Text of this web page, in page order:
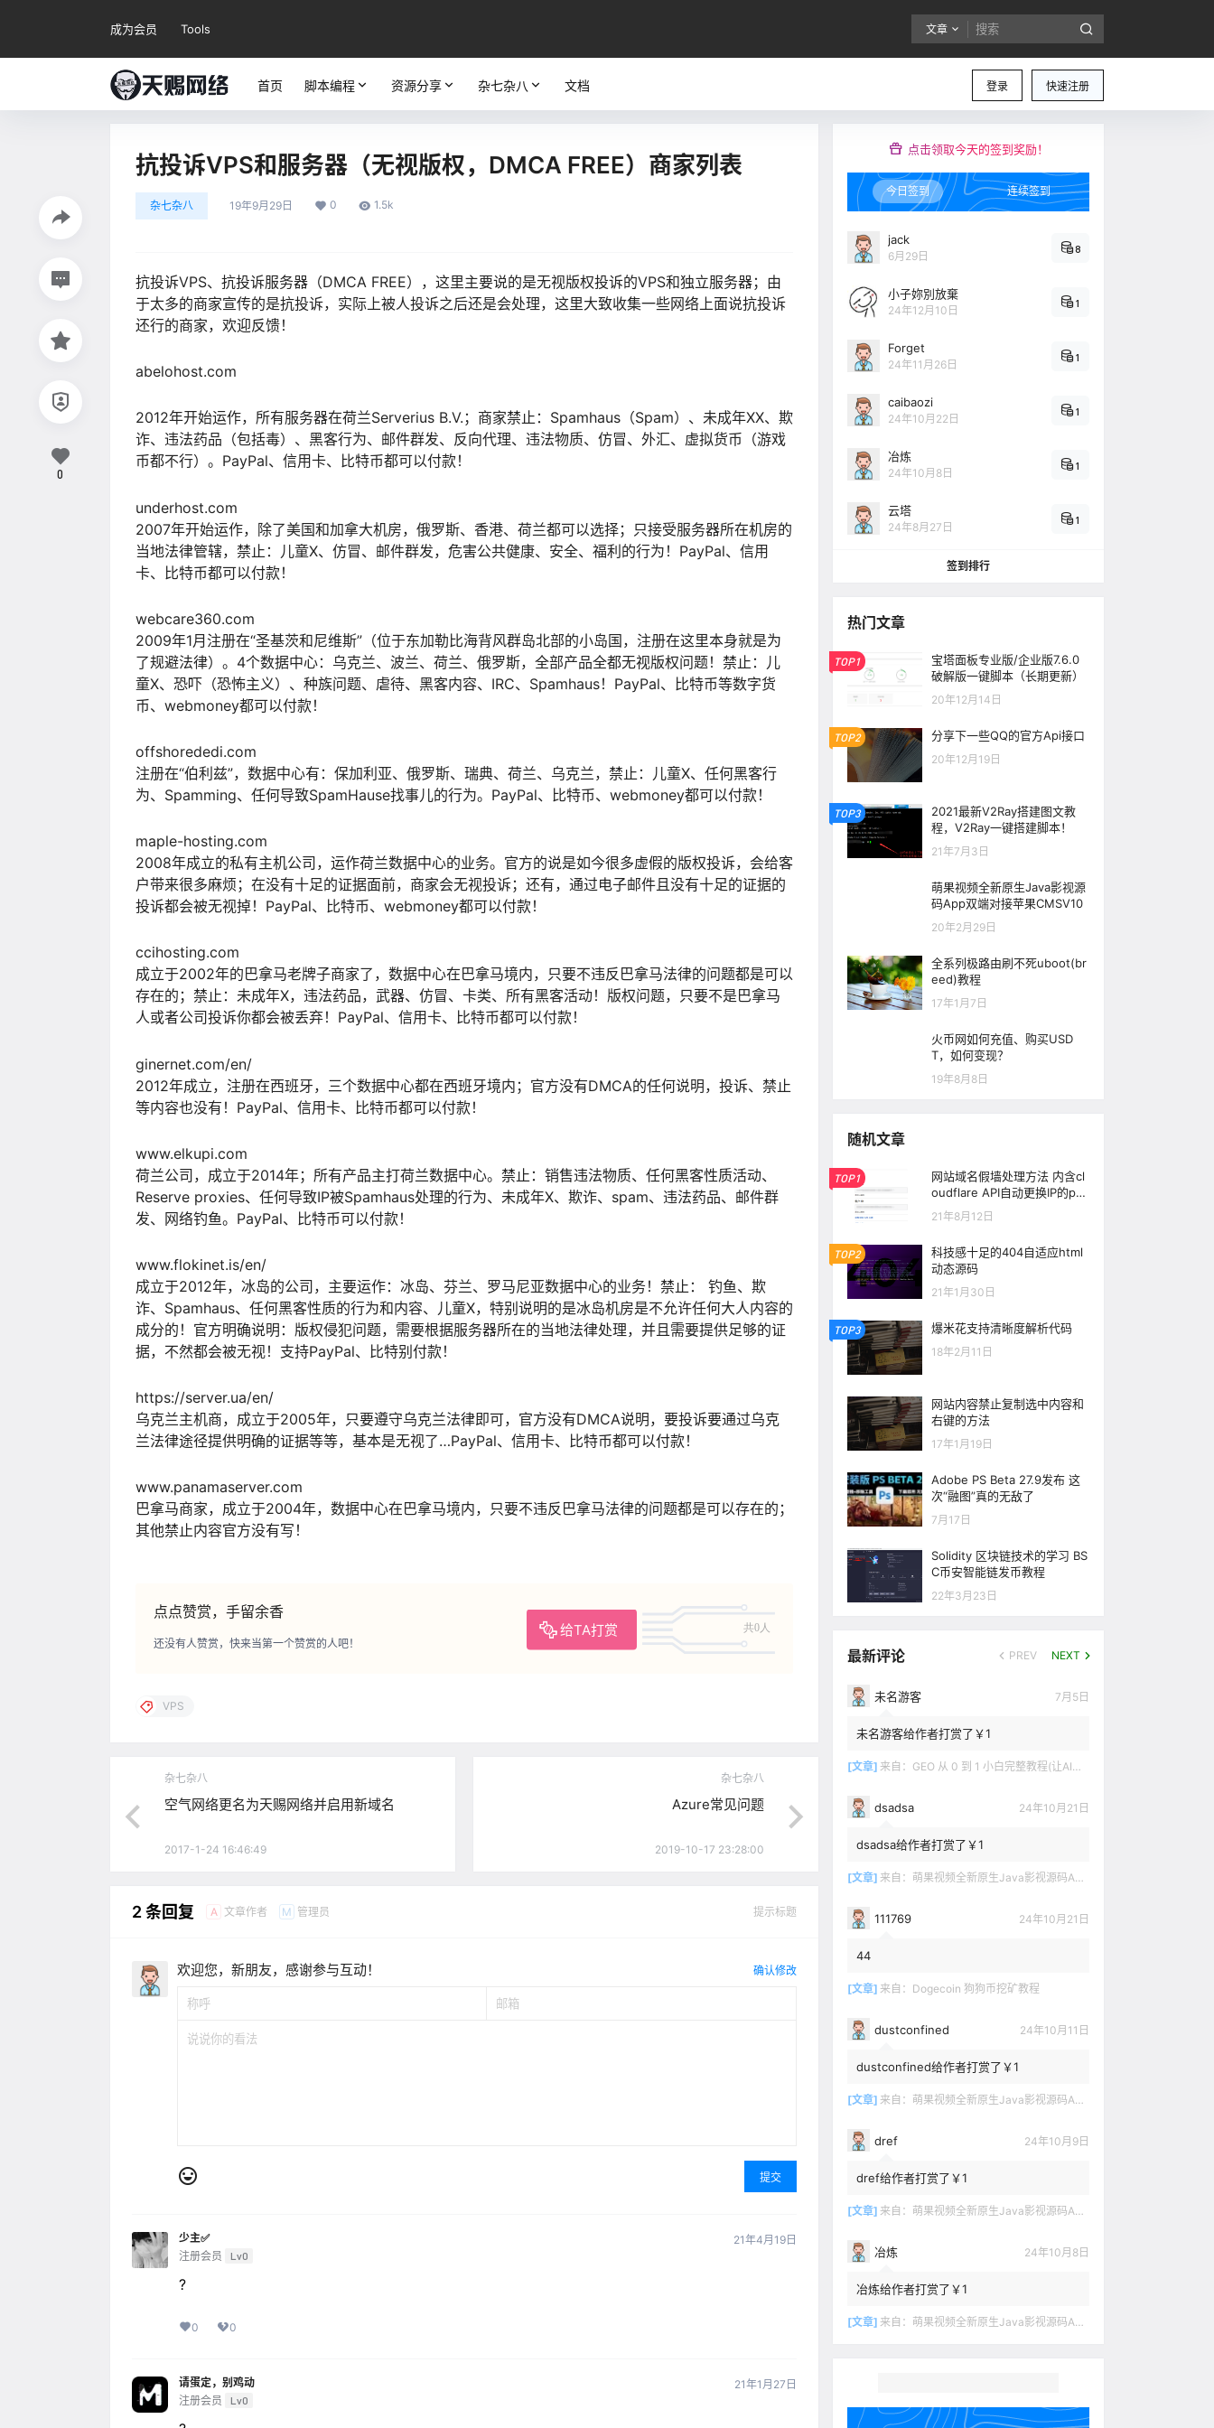
成为会员 Tools 文章
登录 快速注册
首页 脚本编程 资源分享 杂七杂八 文档
抗投诉VPS和服务器（无视版权，DMCA FREE）商家列表
杂七杂八 19年9月29日 0 1.5k
抗投诉VPS、抗投诉服务器（DMCA FREE），这里主要说的是无视版权投诉的VPS和独立服务器；由
于太多的商家宣传的是抗投诉，实际上被人投诉之后还是会处理，这里大致收集一些网络上面说抗投诉
还行的商家，欢迎反馈！
abelohost.com
2012年开始运作，所有服务器在荷兰Serverius B.V.；商家禁止：Spamhaus（Spam）、未成年XX、欺
诈、违法药品（包括毒）、黑客行为、邮件群发、反向代理、违法物质、仿冒、外汇、虚拟货币（游戏
币都不行）。PayPal、信用卡、比特币都可以付款！
underhost.com
2007年开始运作，除了美国和加拿大机房，俄罗斯、香港、荷兰都可以选择；只接受服务器所在机房的
当地法律管辖，禁止：儿童X、仿冒、邮件群发，危害公共健康、安全、福利的行为！PayPal、信用
卡、比特币都可以付款！
webcare360.com
2009年1月注册在“圣基茨和尼维斯”（位于东加勒比海背风群岛北部的小岛国，注册在这里本身就是为
了规避法律）。4个数据中心：乌克兰、波兰、荷兰、俄罗斯，全部产品全都无视版权问题！禁止：儿
童X、恐吓（恐怖主义）、种族问题、虐待、黑客内容、IRC、Spamhaus！PayPal、比特币等数字货
币、webmoney都可以付款！
offshorededi.com
注册在“伯利兹”，数据中心有：保加利亚、俄罗斯、瑞典、荷兰、乌克兰，禁止：儿童X、任何黑客行
为、Spamming、任何导致SpamHause找事儿的行为。PayPal、比特币、webmoney都可以付款！
maple-hosting.com
2008年成立的私有主机公司，运作荷兰数据中心的业务。官方的说是如今很多虚假的版权投诉，会给客
户带来很多麻烦；在没有十足的证据面前，商家会无视投诉；还有，通过电子邮件且没有十足的证据的
投诉都会被无视掉！PayPal、比特币、webmoney都可以付款！
ccihosting.com
成立于2002年的巴拿马老牌子商家了，数据中心在巴拿马境内，只要不违反巴拿马法律的问题都是可以
存在的；禁止：未成年X，违法药品，武器、仿冒、卡类、所有黑客活动！版权问题，只要不是巴拿马
人或者公司投诉你都会被丢弃！PayPal、信用卡、比特币都可以付款！
ginernet.com/en/
2012年成立，注册在西班牙，三个数据中心都在西班牙境内；官方没有DMCA的任何说明，投诉、禁止
等内容也没有！PayPal、信用卡、比特币都可以付款！
www.elkupi.com
荷兰公司，成立于2014年；所有产品主打荷兰数据中心。禁止：销售违法物质、任何黑客性质活动、
Reserve proxies、任何导致IP被Spamhaus处理的行为、未成年X、欺诈、spam、违法药品、邮件群
发、网络钓鱼。PayPal、比特币可以付款！
www.flokinet.is/en/
成立于2012年，冰岛的公司，主要运作：冰岛、芬兰、罗马尼亚数据中心的业务！禁止： 钓鱼、欺
诈、Spamhaus、任何黑客性质的行为和内容、儿童X，特别说明的是冰岛机房是不允许任何大人内容的
成分的！官方明确说明：版权侵犯问题，需要根据服务器所在的当地法律处理，并且需要提供足够的证
据，不然都会被无视！支持PayPal、比特别付款！
https://server.ua/en/
乌克兰主机商，成立于2005年，只要遵守乌克兰法律即可，官方没有DMCA说明，要投诉要通过乌克
兰法律途径提供明确的证据等等，基本是无视了…PayPal、信用卡、比特币都可以付款！
www.panamaserver.com
巴拿马商家，成立于2004年，数据中心在巴拿马境内，只要不违反巴拿马法律的问题都是可以存在的；
其他禁止内容官方没有写！
点点赞赏，手留余香
给TA打赏 共0人
还没有人赞赏，快来当第一个赞赏的人吧！
0
VPS
杂七杂八
空气网络更名为天赐网络并启用新域名
2017-1-24 16:46:49
杂七杂八
Azure常见问题
2019-10-17 23:28:00
2 条回复 A 文章作者 M 管理员 提示标题
欢迎您，新朋友，感谢参与互动！ 确认修改
提交
少主✅
注册会员
Lv0
21年4月19日
?
0 0
请蛋定，别鸡动
注册会员
Lv0
21年1月27日
点击领取今天的签到奖励！
今日签到 连续签到
jack
6月29日
8
小子妳別放棄
24年12月10日
1
Forget
24年11月26日
1
caibaozi
24年10月22日
1
冶炼
24年10月8日
1
云塔
24年8月27日
1
签到排行
热门文章
TOP1
宝塔面板专业版/企业版7.6.0
破解版一键脚本（长期更新）
20年12月14日
TOP2 分享下一些QQ的官方Api接口
20年12月19日
TOP3
2021最新V2Ray搭建图文教
程，V2Ray一键搭建脚本！
21年7月3日
萌果视频全新原生Java影视源
码App双端对接苹果CMSV10
20年2月29日
全系列极路由刷不死uboot(br
eed)教程
17年1月7日
火币网如何充值、购买USD
T，如何变现？
19年8月8日
随机文章
TOP1
网站域名假墙处理方法 内含cl
oudflare API自动更换IP的ph
p脚本
21年8月12日
TOP2
科技感十足的404自适应html
动态源码
21年1月30日
TOP3 爆米花支持清晰度解析代码
18年2月11日
网站内容禁止复制选中内容和
右键的方法
17年1月19日
Adobe PS Beta 27.9发布 这
次“融图”真的无敌了
7月17日
Solidity 区块链技术的学习 BS
C币安智能链发币教程
22年3月23日
最新评论 PREV NEXT
未名游客 7月5日
未名游客给作者打赏了￥1
[文章] 来自： GEO 从 0 到 1 小白完整教程(让AI推荐你的产品)
dsadsa 24年10月21日
dsadsa给作者打赏了￥1
[文章] 来自： 萌果视频全新原生Java影视源码App双端对接苹果CMSV10
111769 24年10月21日
44
[文章] 来自： Dogecoin 狗狗币挖矿教程
dustconfined 24年10月11日
dustconfined给作者打赏了￥1
[文章] 来自： 萌果视频全新原生Java影视源码App双端对接苹果CMSV10
dref 24年10月9日
dref给作者打赏了￥1
[文章] 来自： 萌果视频全新原生Java影视源码App双端对接苹果CMSV10
冶炼 24年10月8日
冶炼给作者打赏了￥1
[文章] 来自： 萌果视频全新原生Java影视源码App双端对接苹果CMSV10